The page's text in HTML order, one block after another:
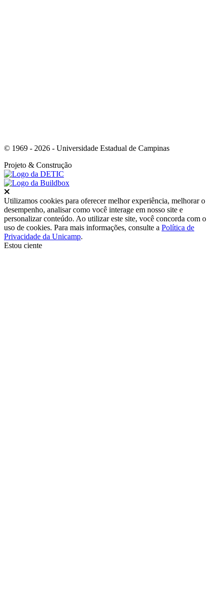
© 1969 - 2026 - Universidade Estadual de Campinas
Projeto & Construção
Utilizamos cookies para oferecer melhor experiência, melhorar o
desempenho, analisar como você interage em nosso site e
personalizar conteúdo. Ao utilizar este site, você concorda com o
uso de cookies. Para mais informações, consulte a Política de
Privacidade da Unicamp.
Estou ciente